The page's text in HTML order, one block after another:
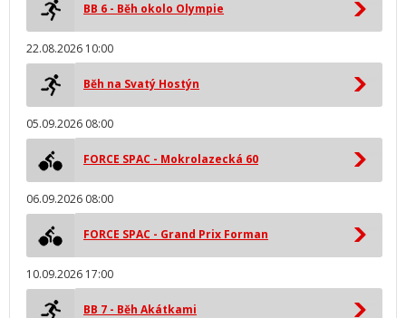
BB 6 - Běh okolo Olympie
22.08.2026 10:00
Běh na Svatý Hostýn
05.09.2026 08:00
FORCE SPAC - Mokrolazecká 60
06.09.2026 08:00
FORCE SPAC - Grand Prix Forman
10.09.2026 17:00
BB 7 - Běh Akátkami